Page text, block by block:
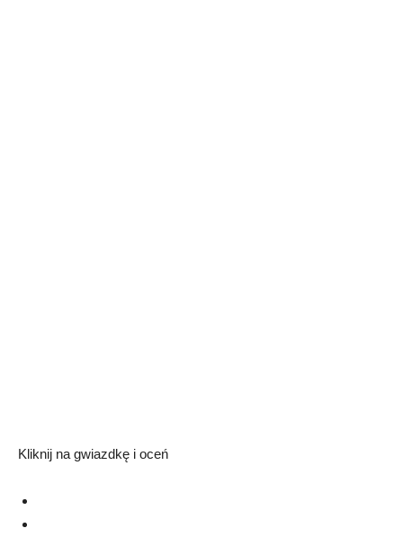
Kliknij na gwiazdkę i oceń